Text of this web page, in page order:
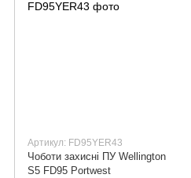
Артикул: FD95YER43
Чоботи захисні ПУ Wellington
S5 FD95 Portwest